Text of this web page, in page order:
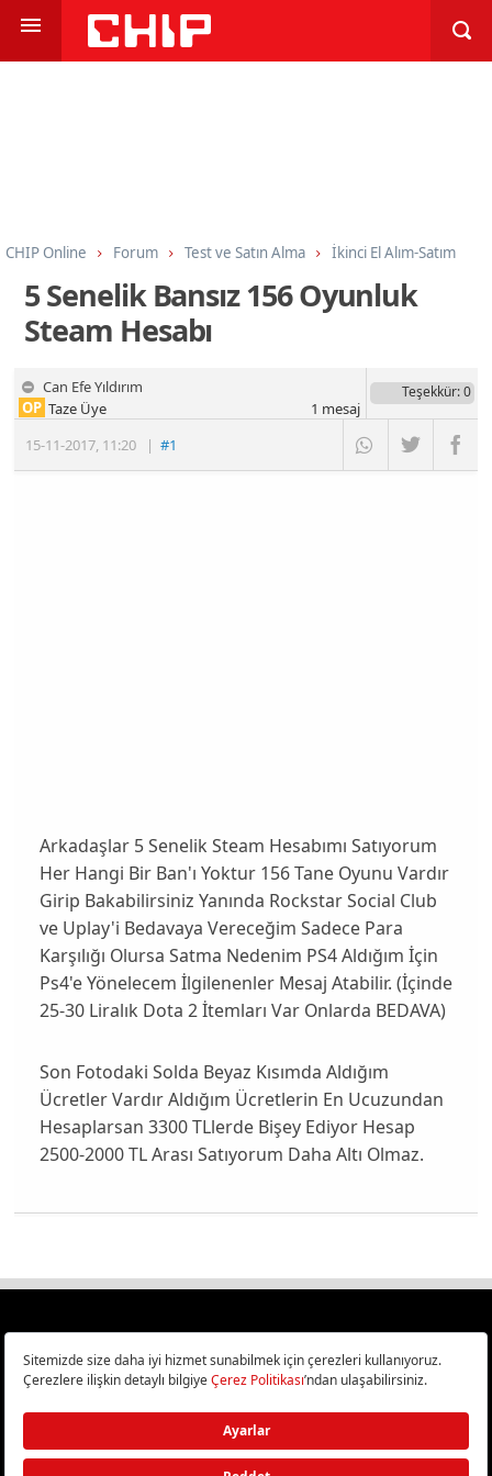
CHIP Online Forum Test ve Satın Alma İkinci El Alım-Satım
5 Senelik Bansız 156 Oyunluk
Steam Hesabı
Can Efe Yıldırım
15-11-2017, 11:20 |#1
OP Taze Üye
Teşekkür: 0
1 mesaj
Arkadaşlar 5 Senelik Steam Hesabımı Satıyorum
Her Hangi Bir Ban'ı Yoktur 156 Tane Oyunu Vardır
Girip Bakabilirsiniz Yanında Rockstar Social Club
ve Uplay'i Bedavaya Vereceğim Sadece Para
Karşılığı Olursa Satma Nedenim PS4 Aldığım İçin
Ps4'e Yönelecem İlgilenenler Mesaj Atabilir. (İçinde
25-30 Liralık Dota 2 İtemları Var Onlarda BEDAVA)
Son Fotodaki Solda Beyaz Kısımda Aldığım
Ücretler Vardır Aldığım Ücretlerin En Ucuzundan
Hesaplarsan 3300 TLlerde Bişey Ediyor Hesap
2500-2000 TL Arası Satıyorum Daha Altı Olmaz.
Türkiye
Bilişim ve Teknoloji Haberleri CHIP Online’da!